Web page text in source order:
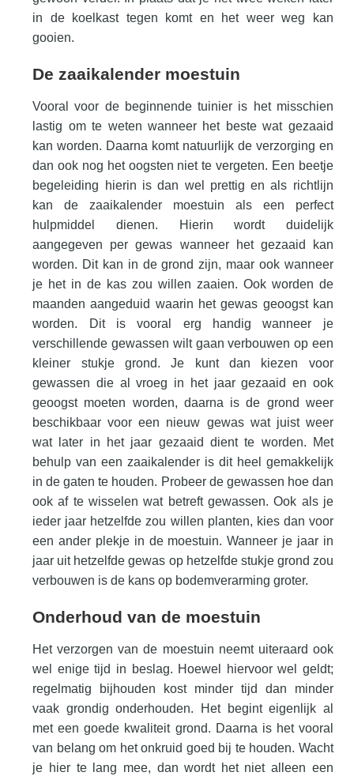
in de koelkast tegen komt en het weer weg kan
gooien.
De zaaikalender moestuin
Vooral voor de beginnende tuinier is het misschien
lastig om te weten wanneer het beste wat gezaaid
kan worden. Daarna komt natuurlijk de verzorging en
dan ook nog het oogsten niet te vergeten. Een beetje
begeleiding hierin is dan wel prettig en als richtlijn
kan de zaaikalender moestuin als een perfect
hulpmiddel dienen. Hierin wordt duidelijk
aangegeven per gewas wanneer het gezaaid kan
worden. Dit kan in de grond zijn, maar ook wanneer
je het in de kas zou willen zaaien. Ook worden de
maanden aangeduid waarin het gewas geoogst kan
worden. Dit is vooral erg handig wanneer je
verschillende gewassen wilt gaan verbouwen op een
kleiner stukje grond. Je kunt dan kiezen voor
gewassen die al vroeg in het jaar gezaaid en ook
geoogst moeten worden, daarna is de grond weer
beschikbaar voor een nieuw gewas wat juist weer
wat later in het jaar gezaaid dient te worden. Met
behulp van een zaaikalender is dit heel gemakkelijk
in de gaten te houden. Probeer de gewassen hoe dan
ook af te wisselen wat betreft gewassen. Ook als je
ieder jaar hetzelfde zou willen planten, kies dan voor
een ander plekje in de moestuin. Wanneer je jaar in
jaar uit hetzelfde gewas op hetzelfde stukje grond zou
verbouwen is de kans op bodemverarming groter.
Onderhoud van de moestuin
Het verzorgen van de moestuin neemt uiteraard ook
wel enige tijd in beslag. Hoewel hiervoor wel geldt;
regelmatig bijhouden kost minder tijd dan minder
vaak grondig onderhouden. Het begint eigenlijk al
met een goede kwaliteit grond. Daarna is het vooral
van belang om het onkruid goed bij te houden. Wacht
je hier te lang mee, dan wordt het niet alleen een